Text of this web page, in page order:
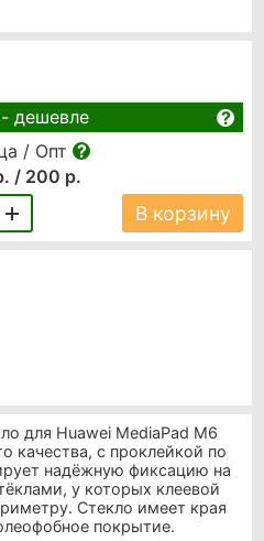
дешевле
/ Опт
/ 200 р.
В корзину
для Huawei MediaPad M6
качества, с проклейкой по
надёжную фиксацию на
у которых клеевой
Стекло имеет края
покрытие.